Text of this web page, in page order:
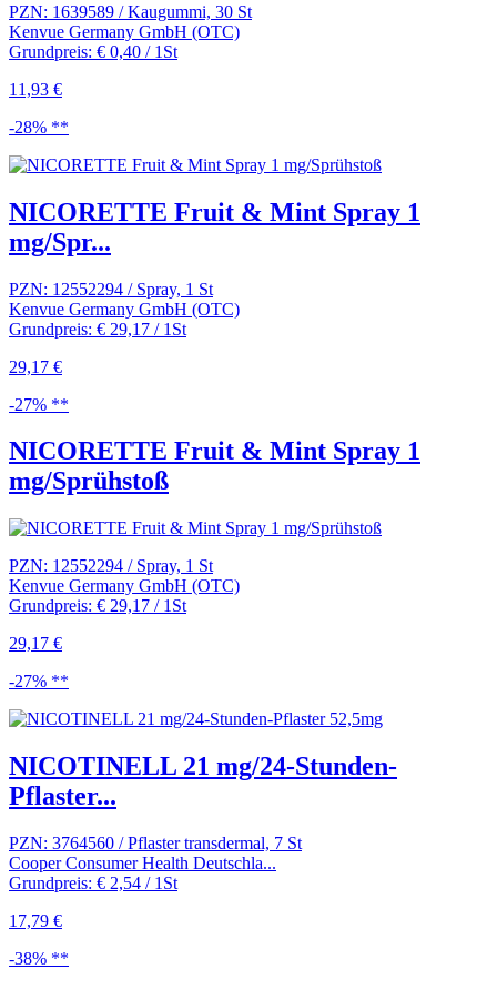
PZN: 1639589 / Kaugummi, 30 St
Kenvue Germany GmbH (OTC)
Grundpreis: € 0,40 / 1St
11,93 €
-28% **
NICORETTE Fruit & Mint Spray 1
mg/Spr...
PZN: 12552294 / Spray, 1 St
Kenvue Germany GmbH (OTC)
Grundpreis: € 29,17 / 1St
29,17 €
-27% **
NICORETTE Fruit & Mint Spray 1
mg/Sprühstoß
PZN: 12552294 / Spray, 1 St
Kenvue Germany GmbH (OTC)
Grundpreis: € 29,17 / 1St
29,17 €
-27% **
NICOTINELL 21 mg/24-Stunden-
Pflaster...
PZN: 3764560 / Pflaster transdermal, 7 St
Cooper Consumer Health Deutschla...
Grundpreis: € 2,54 / 1St
17,79 €
-38% **